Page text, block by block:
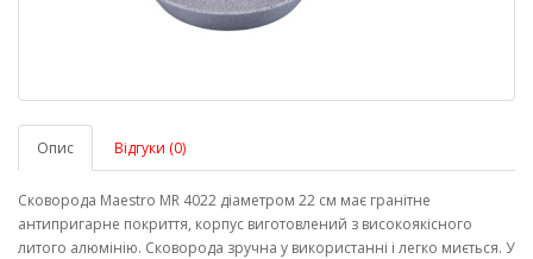
Опис Відгуки (0)
Сковорода Maestro MR 4022 діаметром 22 см має гранітне
антипригарне покриття, корпус виготовлений з високоякісного
литого алюмінію. Сковорода зручна у використанні і легко миється. У